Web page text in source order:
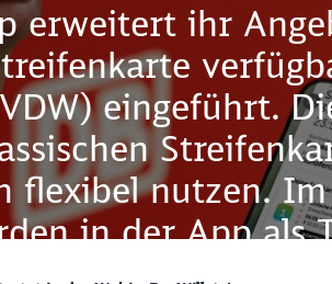
erweitert ihr
eingeführt.
flexibel nutzen.
in der App
Fahrten sind als